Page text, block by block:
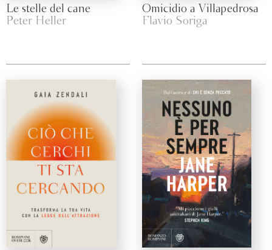
Le stelle del cane
Peter Heller
Omicidio a Villapedrosa
Flavio Soriga